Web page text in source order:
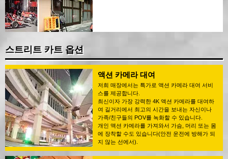
스트리트 카트 옵션
액션 카메라 대여
저희 매장에서는 특가로 액션 카메라 대여 서비
스를 제공합니다.
최신이자 가장 강력한 4K 액션 카메라를 대여하
여 길거리에서 최고의 시간을 보내는 자신이나
가족/친구들의 POV를 녹화할 수 있습니다.
개인 액션 카메라를 가져와서 가슴, 머리 또는 몸
에 장착할 수도 있습니다(안전 운전에 방해가 되
지 않는 선에서).